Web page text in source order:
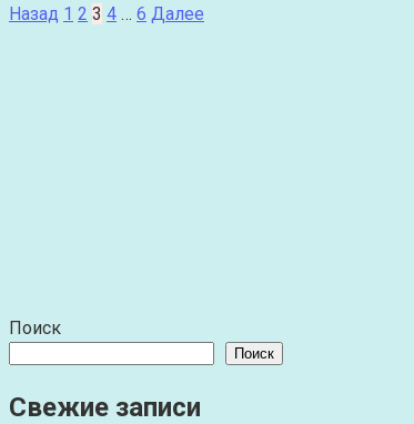
Пагинация
Назад 1 2 3 4 … 6 Далее
Поиск
Поиск
Свежие записи